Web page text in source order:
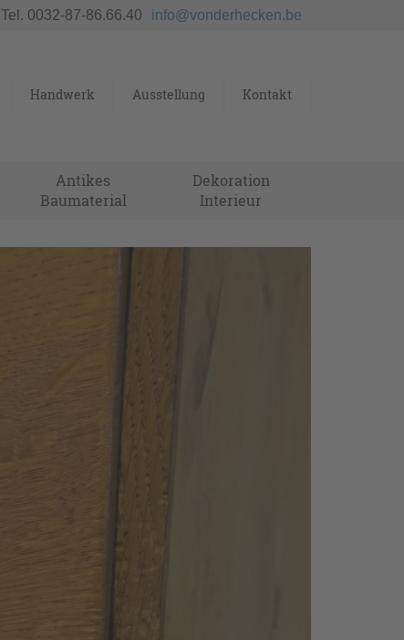
Tel. 0032-87-86.66.40 info@vonderhecken.be
Handwerk Ausstellung Kontakt
Antikes
Baumaterial
Dekoration
Interieur